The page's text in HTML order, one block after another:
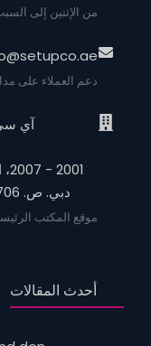
من الإثنين إلى السبت: 8:00 -
دعم العملاء على
دبي. ص. BOX - 71706 دبي، الإمارات العربية المتحدة
موقع المكتب
أحدث المقالات